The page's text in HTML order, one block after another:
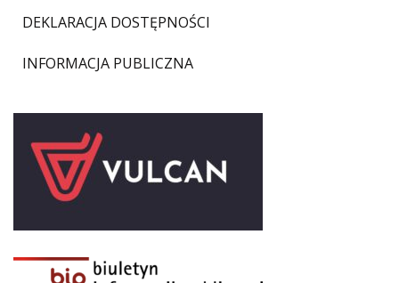
DEKLARACJA DOSTĘPNOŚCI
INFORMACJA PUBLICZNA